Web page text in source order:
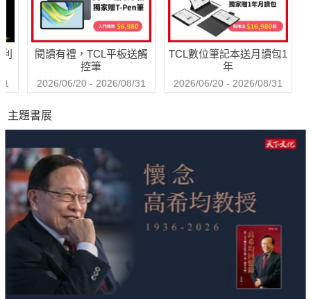
閱讀有禮，TCL平板送觸
控筆
2026/06/20 - 2026/08/31
TCL數位筆記本送月讀包1
年
2026/06/20 - 2026/08/31
主題書展